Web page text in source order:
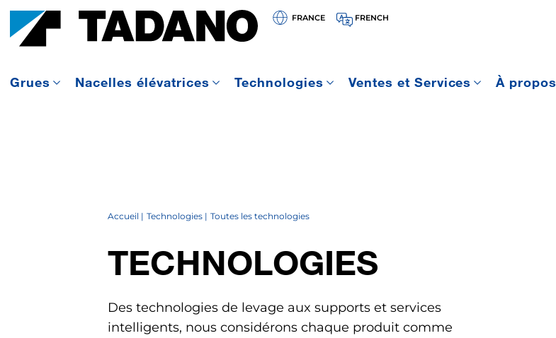
FRANCE FRENCH
Grues Nacelles élévatrices Technologies Ventes et Services À propos
Accueil Technologies Toutes les technologies
TECHNOLOGIES
Des technologies de levage aux supports et services
intelligents, nous considérons chaque produit comme